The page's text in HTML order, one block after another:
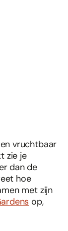
vruchtbaar
zie je
dan de
hoe
met zijn
op,